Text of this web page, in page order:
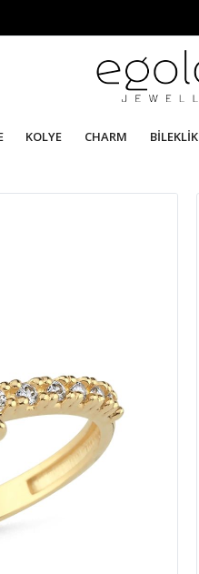
KOLYE CHARM BİLEKLİK